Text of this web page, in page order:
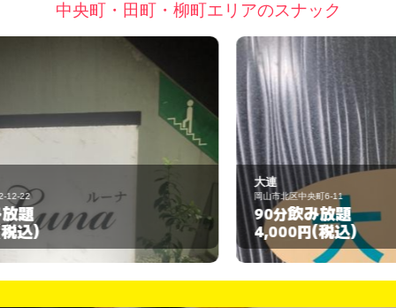
中央町・田町・柳町エリアのスナック
岡山市北区中央町6-11
90分飲み放題
4,000円 (税込)